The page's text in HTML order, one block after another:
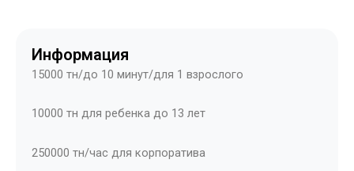
Информация
15000 тн/до 10 минут/для 1 взрослого
10000 тн для ребенка до 13 лет
250000 тн/час для корпоратива